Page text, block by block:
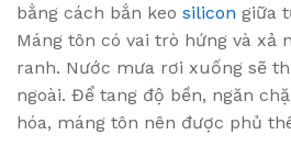
bằng cách bắn keo silicon giữa
Máng tôn có vai trò hứng và xả
ranh. Nước mưa rơi xuống sẽ
ngoài. Để tang độ bền, ngăn
hóa, máng tôn nên được phủ